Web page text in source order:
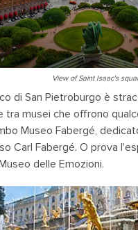
View of Saint Isaac's
di San Pietroburgo è
tra musei che offrono
Museo Fabergé,
Carl Fabergé. O prova
delle Emozioni.